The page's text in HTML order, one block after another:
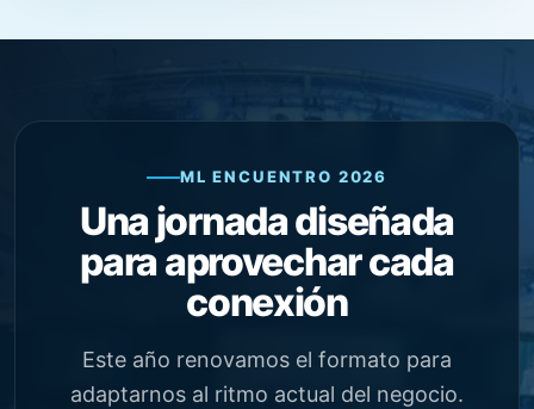
colaboración y la capacidad de tomar
ML ENCUENTRO 2026
Una jornada diseñada
para aprovechar cada
conexión
Este año renovamos el formato para
adaptarnos al ritmo actual del negocio.